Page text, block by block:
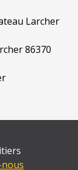
Larcher
86370